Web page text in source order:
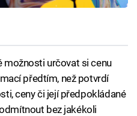
možnosti určovat si cenu
předtím, než potvrdí
ceny či její předpokládané
bez jakékoli